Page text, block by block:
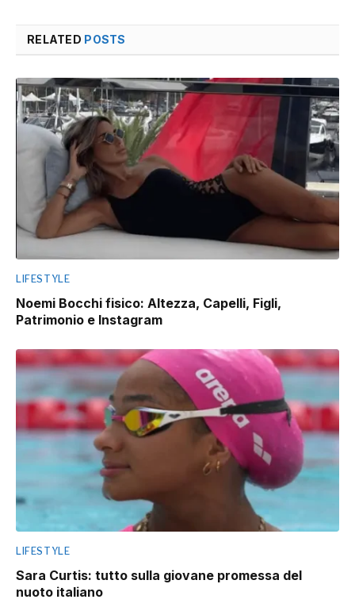
RELATED POSTS
LIFESTYLE
Noemi Bocchi fisico: Altezza, Capelli, Figli,
Patrimonio e Instagram
LIFESTYLE
Sara Curtis: tutto sulla giovane promessa del
nuoto italiano